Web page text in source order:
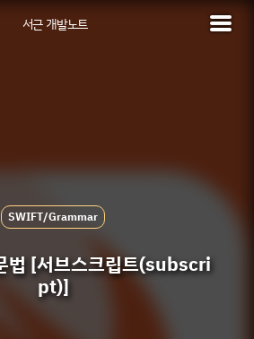
서근 개발노트
SWIFT/Grammar
[서브스크립트(subscri
pt)]